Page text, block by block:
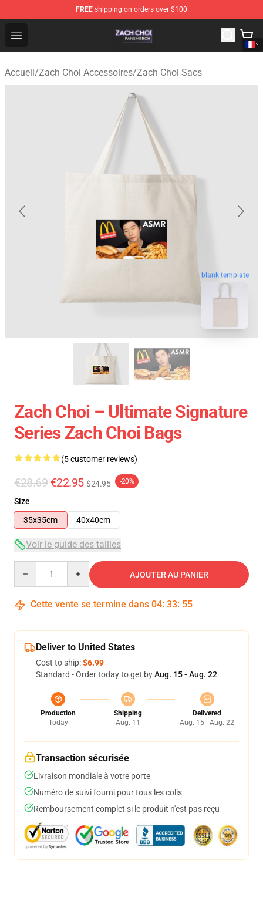
FREE shipping on orders over $100
Open menu
Zach Choi Shop - Official Zach Choi Merchandise Store
Accueil/Zach Choi Accessoires/Zach Choi Sacs
blank template
Zach Choi – Ultimate Signature
Series Zach Choi Bags
(5 customer reviews)
€28.69 €22.95 $24.95 -20%
Size
35x35cm
40x40cm
Voir le guide des tailles
AJOUTER AU PANIER
Cette vente se termine dans 04: 33: 54
Deliver to United States
Cost to ship:$6.99
Standard - Order today to get byAug. 15 - Aug. 22
Production
Today
Shipping
Aug. 11
Delivered
Aug. 15 - Aug. 22
Transaction sécurisée
Livraison mondiale à votre porte
Numéro de suivi fourni pour tous les colis
Remboursement complet si le produit n'est pas reçu